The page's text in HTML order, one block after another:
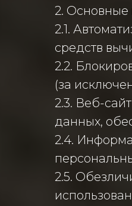
2. Основные
2.1.
средств
2.2.
(за
2.3. Веб-
данных,
2.4.
2.5.